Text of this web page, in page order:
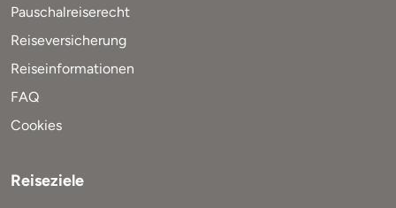
Pauschalreiserecht
Reiseversicherung
Reiseinformationen
FAQ
Cookies
Reiseziele